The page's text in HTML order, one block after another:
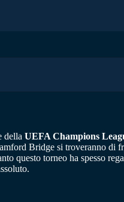
della UEFA Champions
Bridge si troveranno di
questo torneo ha spesso